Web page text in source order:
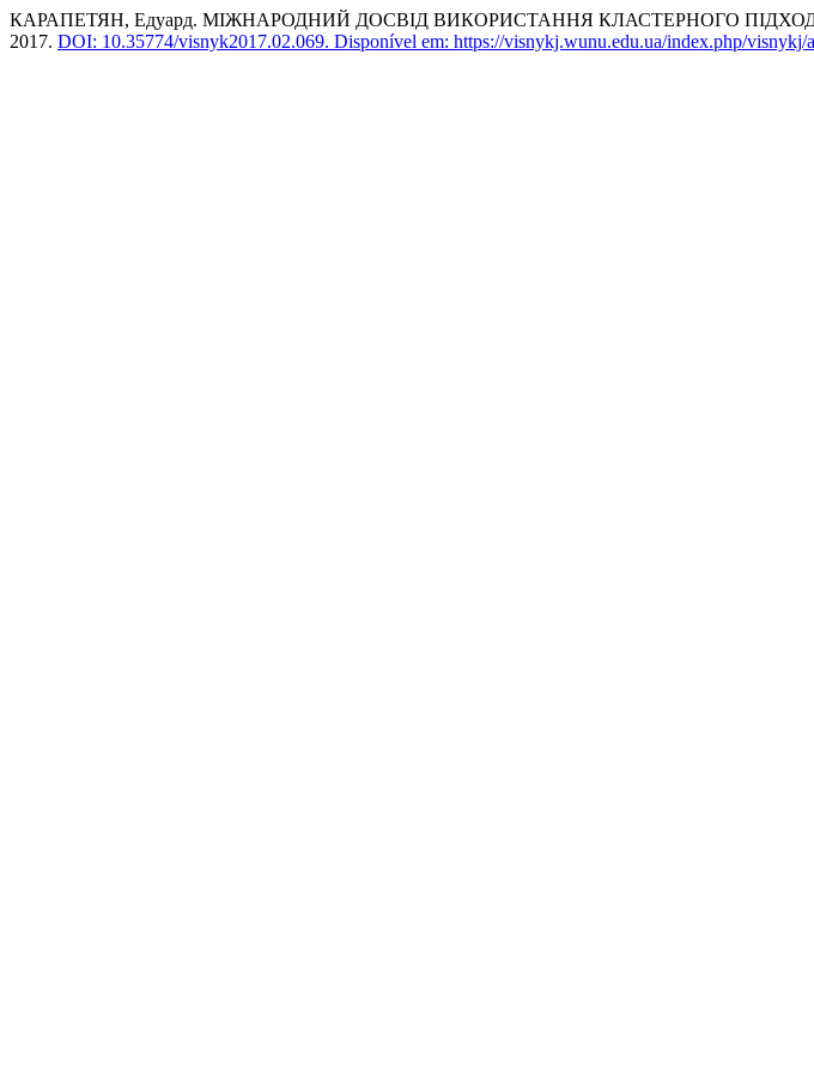
КАРАПЕТЯН, Едуард. МІЖНАРОДНИЙ ДОСВІД ВИКОРИСТАННЯ КЛАСТЕРНОГО
2017. DOI: 10.35774/visnyk2017.02.069. Disponível em: https://visnykj.wunu.edu.ua/index.php/visnykj/